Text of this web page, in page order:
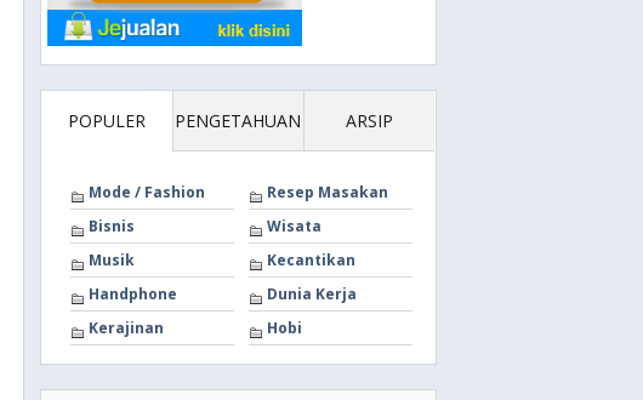
POPULER PENGETAHUAN ARSIP
Mode / Fashion
Resep Masakan
Bisnis
Wisata
Musik
Kecantikan
Handphone
Dunia Kerja
Kerajinan
Hobi